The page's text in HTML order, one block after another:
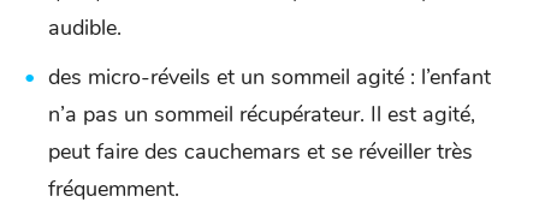
audible.
des micro-réveils et un sommeil agité : l’enfant
n’a pas un sommeil récupérateur. Il est agité,
peut faire des cauchemars et se réveiller très
fréquemment.